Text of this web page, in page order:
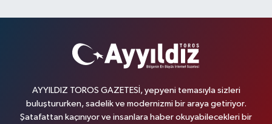
AYYILDIZ TOROS GAZETESİ, yepyeni temasıyla sizleri
buluştururken, sadelik ve modernizmi bir araya getiriyor.
Şatafattan kaçınıyor ve insanlara haber okuyabilecekleri bir